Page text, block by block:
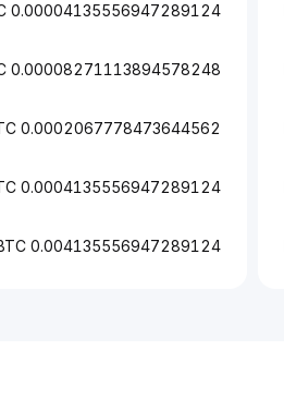
0.00004135556947289124 BTC
0.00008271113894578248 BTC
0.0002067778473644562 BTC
0.0004135556947289124 BTC
0.004135556947289124 BTC